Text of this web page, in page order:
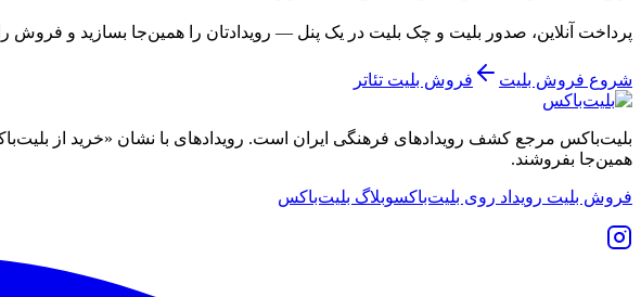
پرداخت آنلاین، صدور بلیت و چک بلیت در یک پنل — رویدادتان را همین‌جا بسازید و فروش
شروع فروش بلیت فروش بلیت تئاتر
بلیت‌باکس مرجع کشف رویدادهای فرهنگی ایران است. رویدادهای با نشان «خرید از
همین‌جا بفروشند.
فروش بلیت رویداد روی بلیت‌باکسوبلاگ بلیت‌باکس